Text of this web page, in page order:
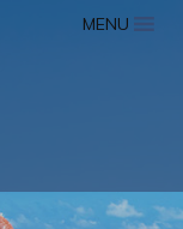
MENU